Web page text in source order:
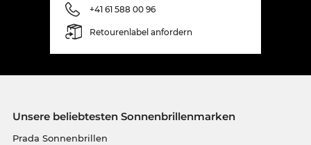
+41 61 588 00 96
Retourenlabel anfordern
Unsere beliebtesten Sonnenbrillenmarken
Prada Sonnenbrillen